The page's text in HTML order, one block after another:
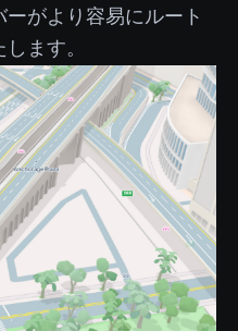
がより容易にルート
ます。